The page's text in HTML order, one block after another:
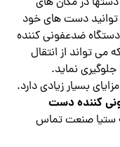
دست های خود
دستگاه ضدعفونی کننده
تواند از انتقال
نماید.
بسیار زیادی دارد.
کننده دست
ستیا صنعت تماس